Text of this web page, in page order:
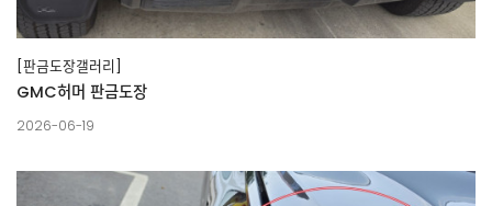
[판금도장갤러리]
GMC허머 판금도장
2026-06-19